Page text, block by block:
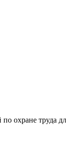
охране труда